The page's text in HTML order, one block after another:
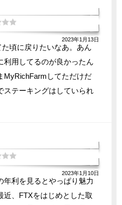
2023年1月13日
頃に戻りたいなあ。あん
利用してるのが良かったん
MyRichFarmしてただけだ
ステーキングはしていられ
2023年1月10日
年利を見るとやっぱり魅力
近、FTXをはじめとした取